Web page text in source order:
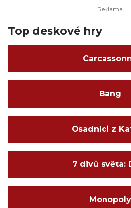
Top deskové hry
Bang
Osadníci z
7 divů světa:
Monopoly